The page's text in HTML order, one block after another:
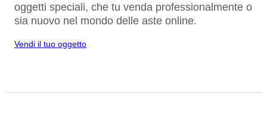
oggetti speciali, che tu venda professionalmente o
sia nuovo nel mondo delle aste online.
Vendi il tuo oggetto